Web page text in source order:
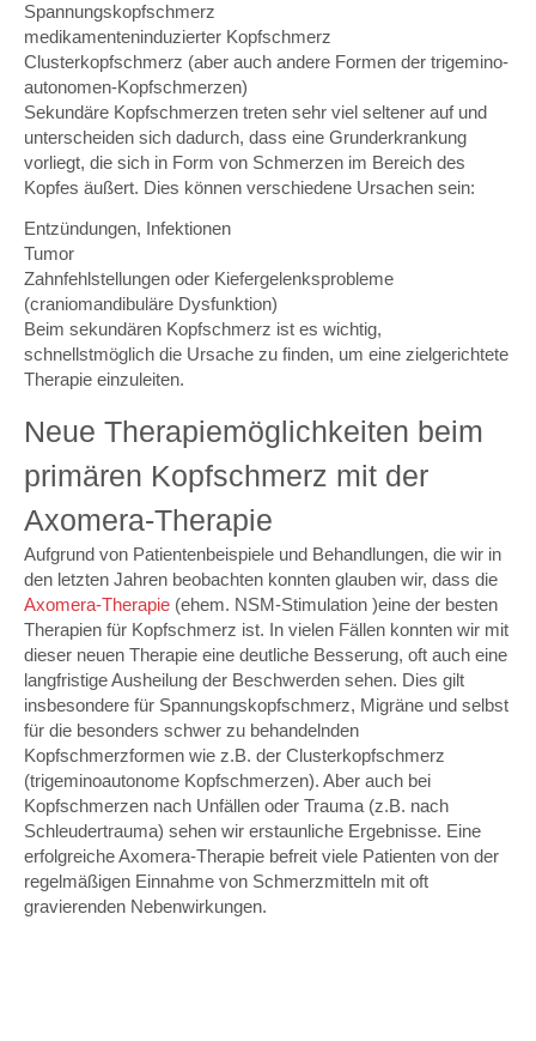
Spannungskopfschmerz
medikamenteninduzierter Kopfschmerz
Clusterkopfschmerz (aber auch andere Formen der trigemino-
autonomen-Kopfschmerzen)
Sekundäre Kopfschmerzen treten sehr viel seltener auf und
unterscheiden sich dadurch, dass eine Grunderkrankung
vorliegt, die sich in Form von Schmerzen im Bereich des
Kopfes äußert. Dies können verschiedene Ursachen sein:
Entzündungen, Infektionen
Tumor
Zahnfehlstellungen oder Kiefergelenksprobleme
(craniomandibuläre Dysfunktion)
Beim sekundären Kopfschmerz ist es wichtig,
schnellstmöglich die Ursache zu finden, um eine zielgerichtete
Therapie einzuleiten.
Neue Therapiemöglichkeiten beim
primären Kopfschmerz mit der
Axomera-Therapie
Aufgrund von Patientenbeispiele und Behandlungen, die wir in
den letzten Jahren beobachten konnten glauben wir, dass die
Axomera-Therapie (ehem. NSM-Stimulation )eine der besten
Therapien für Kopfschmerz ist. In vielen Fällen konnten wir mit
dieser neuen Therapie eine deutliche Besserung, oft auch eine
langfristige Ausheilung der Beschwerden sehen. Dies gilt
insbesondere für Spannungskopfschmerz, Migräne und selbst
für die besonders schwer zu behandelnden
Kopfschmerzformen wie z.B. der Clusterkopfschmerz
(trigeminoautonome Kopfschmerzen). Aber auch bei
Kopfschmerzen nach Unfällen oder Trauma (z.B. nach
Schleudertrauma) sehen wir erstaunliche Ergebnisse. Eine
erfolgreiche Axomera-Therapie befreit viele Patienten von der
regelmäßigen Einnahme von Schmerzmitteln mit oft
gravierenden Nebenwirkungen.